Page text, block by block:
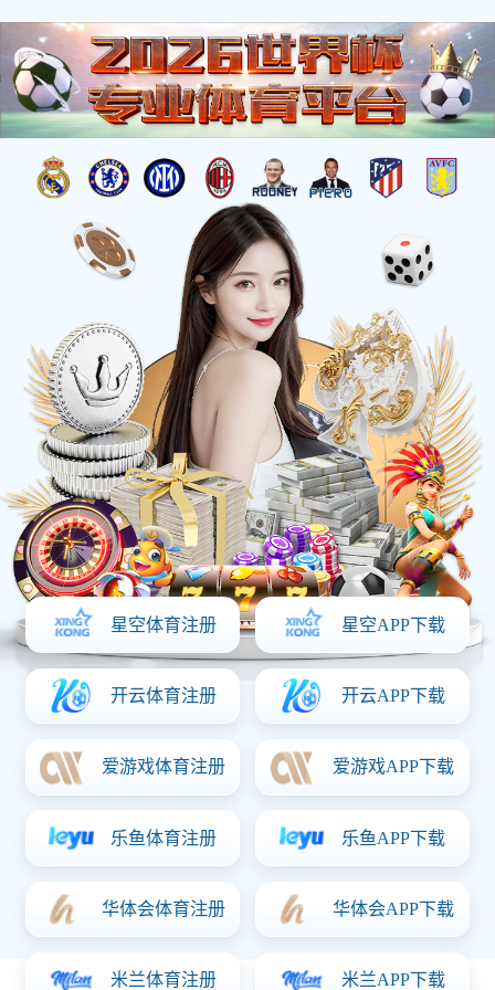
组织架构 领导班子 大事纪要
组织架构
联系乐动在线
地址：盐城市希望大道南路5号国际软件园6号楼B座12楼
电话：0515-81691600
友情链接
微信二维码
Copyright ? 2026 乐动在线 版权所有 苏ICP备2026007215号-1 朗
业网络